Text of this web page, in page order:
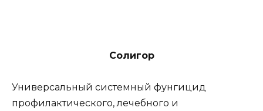
Солигор
Универсальный системный фунгицид
профилактического, лечебного и